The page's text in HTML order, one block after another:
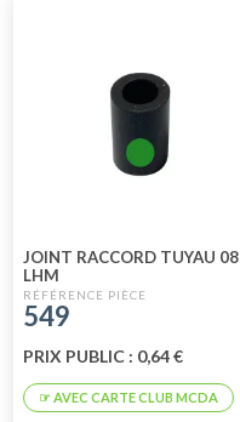
JOINT RACCORD TUYAU 08
LHM
549
PRIX PUBLIC : 0,64 €